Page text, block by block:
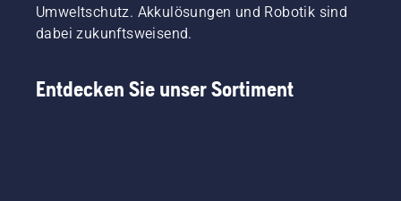
Umweltschutz. Akkulösungen und Robotik sind
dabei zukunftsweisend.
Entdecken Sie unser Sortiment